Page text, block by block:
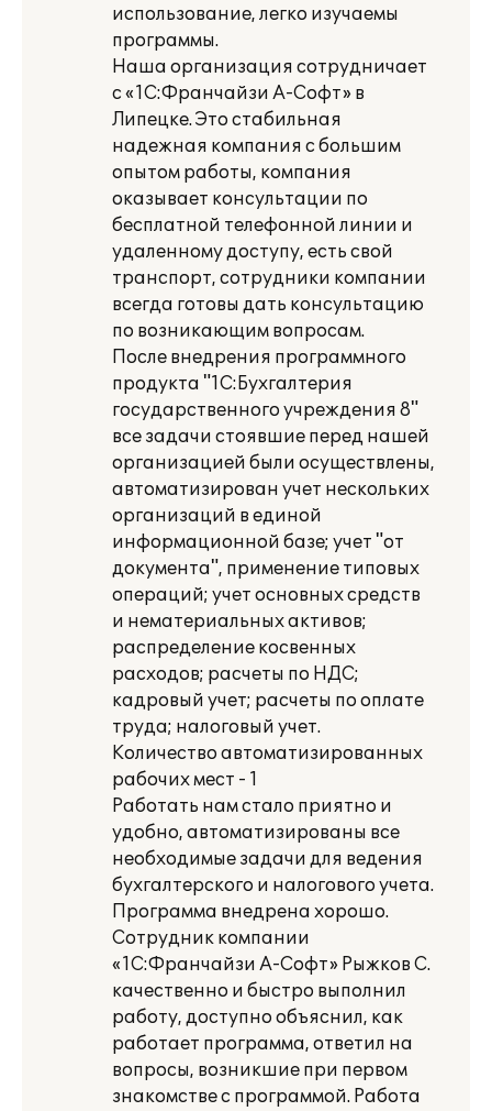
использование, легко изучаемы
программы.
Наша организация сотрудничает
с «1С:Франчайзи А-Софт» в
Липецке. Это стабильная
надежная компания с большим
опытом работы, компания
оказывает консультации по
бесплатной телефонной линии и
удаленному доступу, есть свой
транспорт, сотрудники компании
всегда готовы дать консультацию
по возникающим вопросам.
После внедрения программного
продукта "1С:Бухгалтерия
государственного учреждения 8"
все задачи стоявшие перед нашей
организацией были осуществлены,
автоматизирован учет нескольких
организаций в единой
информационной базе; учет "от
документа", применение типовых
операций; учет основных средств
и нематериальных активов;
распределение косвенных
расходов; расчеты по НДС;
кадровый учет; расчеты по оплате
труда; налоговый учет.
Количество автоматизированных
рабочих мест - 1
Работать нам стало приятно и
удобно, автоматизированы все
необходимые задачи для ведения
бухгалтерского и налогового учета.
Программа внедрена хорошо.
Сотрудник компании
«1С:Франчайзи А-Софт» Рыжков С.
качественно и быстро выполнил
работу, доступно объяснил, как
работает программа, ответил на
вопросы, возникшие при первом
знакомстве с программой. Работа